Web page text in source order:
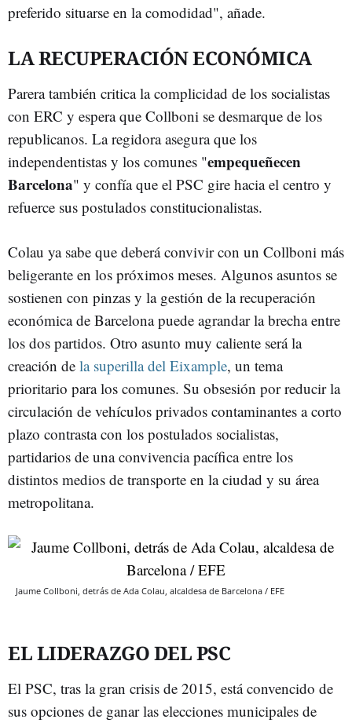
preferido situarse en la comodidad", añade.
LA RECUPERACIÓN ECONÓMICA
Parera también critica la complicidad de los socialistas
con ERC y espera que Collboni se desmarque de los
republicanos. La regidora asegura que los
independentistas y los comunes "empequeñecen
Barcelona" y confía que el PSC gire hacia el centro y
refuerce sus postulados constitucionalistas.
Colau ya sabe que deberá convivir con un Collboni más
beligerante en los próximos meses. Algunos asuntos se
sostienen con pinzas y la gestión de la recuperación
económica de Barcelona puede agrandar la brecha entre
los dos partidos. Otro asunto muy caliente será la
creación de la superilla del Eixample, un tema
prioritario para los comunes. Su obsesión por reducir la
circulación de vehículos privados contaminantes a corto
plazo contrasta con los postulados socialistas,
partidarios de una convivencia pacífica entre los
distintos medios de transporte en la ciudad y su área
metropolitana.
Jaume Collboni, detrás de Ada Colau, alcaldesa de Barcelona / EFE
EL LIDERAZGO DEL PSC
El PSC, tras la gran crisis de 2015, está convencido de
sus opciones de ganar las elecciones municipales de